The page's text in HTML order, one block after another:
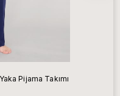
Pijama Takımı